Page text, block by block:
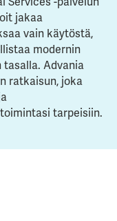
jakaa
vain käytöstä,
modernin
Advania
ratkaisun, joka
tarpeisiin.